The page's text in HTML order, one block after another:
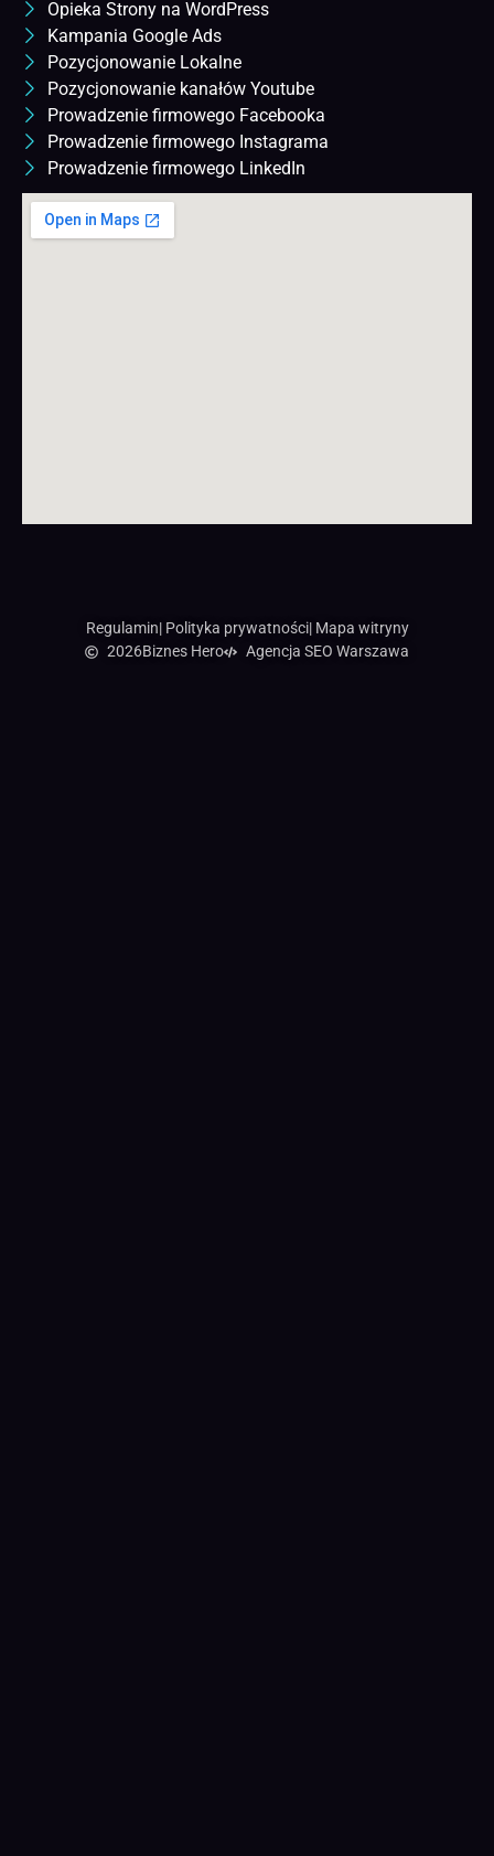
Opieka Strony na WordPress
Kampania Google Ads
Pozycjonowanie Lokalne
Pozycjonowanie kanałów Youtube
Prowadzenie firmowego Facebooka
Prowadzenie firmowego Instagrama
Prowadzenie firmowego LinkedIn
Regulamin| Polityka prywatności| Mapa witryny
2026Biznes Hero Agencja SEO Warszawa